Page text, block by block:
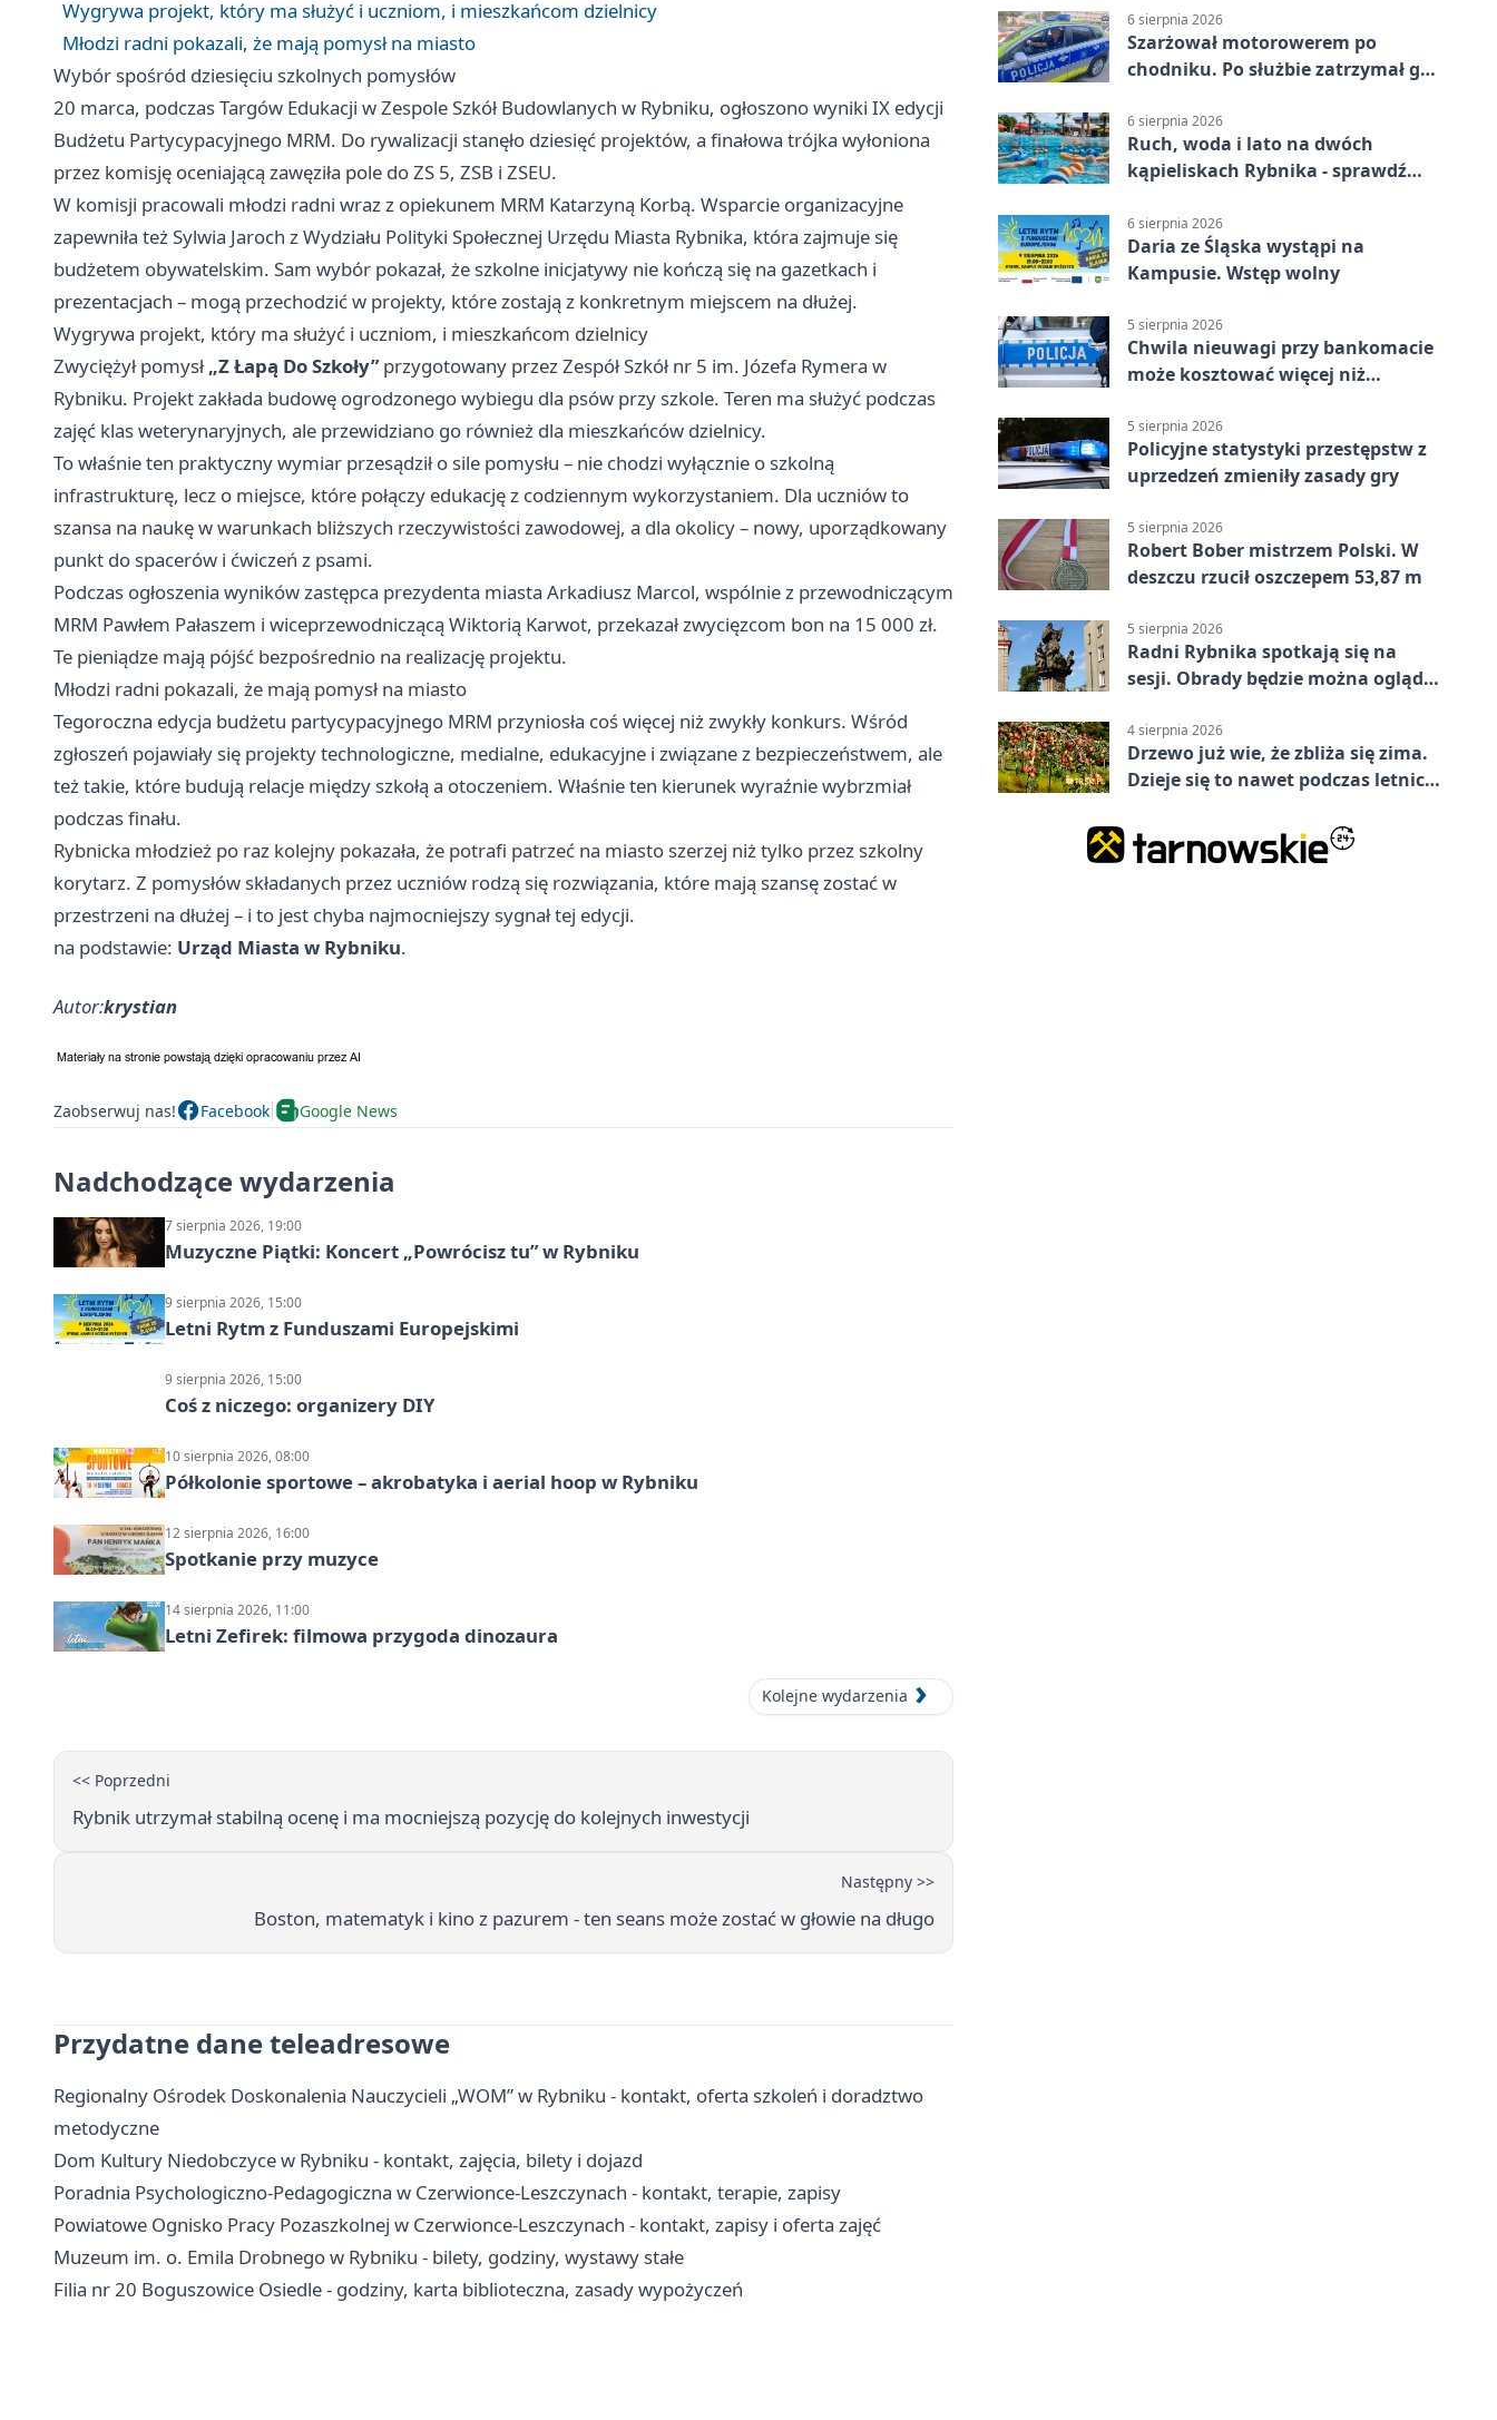
Wygrywa projekt, który ma służyć i uczniom, i mieszkańcom dzielnicy
Młodzi radni pokazali, że mają pomysł na miasto
Wybór spośród dziesięciu szkolnych pomysłów
20 marca, podczas Targów Edukacji w Zespole Szkół Budowlanych w Rybniku, ogłoszono wyniki IX edycji
Budżetu Partycypacyjnego MRM. Do rywalizacji stanęło dziesięć projektów, a finałowa trójka wyłoniona
przez komisję oceniającą zawęziła pole do ZS 5, ZSB i ZSEU.
W komisji pracowali młodzi radni wraz z opiekunem MRM Katarzyną Korbą. Wsparcie organizacyjne
zapewniła też Sylwia Jaroch z Wydziału Polityki Społecznej Urzędu Miasta Rybnika, która zajmuje się
budżetem obywatelskim. Sam wybór pokazał, że szkolne inicjatywy nie kończą się na gazetkach i
prezentacjach – mogą przechodzić w projekty, które zostają z konkretnym miejscem na dłużej.
Wygrywa projekt, który ma służyć i uczniom, i mieszkańcom dzielnicy
Zwyciężył pomysł„Z Łapą Do Szkoły”przygotowany przez Zespół Szkół nr 5 im. Józefa Rymera w
Rybniku. Projekt zakłada budowę ogrodzonego wybiegu dla psów przy szkole. Teren ma służyć podczas
zajęć klas weterynaryjnych, ale przewidziano go również dla mieszkańców dzielnicy.
To właśnie ten praktyczny wymiar przesądził o sile pomysłu – nie chodzi wyłącznie o szkolną
infrastrukturę, lecz o miejsce, które połączy edukację z codziennym wykorzystaniem. Dla uczniów to
szansa na naukę w warunkach bliższych rzeczywistości zawodowej, a dla okolicy – nowy, uporządkowany
punkt do spacerów i ćwiczeń z psami.
Podczas ogłoszenia wyników zastępca prezydenta miasta Arkadiusz Marcol, wspólnie z przewodniczącym
MRM Pawłem Pałaszem i wiceprzewodniczącą Wiktorią Karwot, przekazał zwycięzcom bon na 15 000 zł.
Te pieniądze mają pójść bezpośrednio na realizację projektu.
Młodzi radni pokazali, że mają pomysł na miasto
Tegoroczna edycja budżetu partycypacyjnego MRM przyniosła coś więcej niż zwykły konkurs. Wśród
zgłoszeń pojawiały się projekty technologiczne, medialne, edukacyjne i związane z bezpieczeństwem, ale
też takie, które budują relacje między szkołą a otoczeniem. Właśnie ten kierunek wyraźnie wybrzmiał
podczas finału.
Rybnicka młodzież po raz kolejny pokazała, że potrafi patrzeć na miasto szerzej niż tylko przez szkolny
korytarz. Z pomysłów składanych przez uczniów rodzą się rozwiązania, które mają szansę zostać w
przestrzeni na dłużej – i to jest chyba najmocniejszy sygnał tej edycji.
na podstawie: Urząd Miasta w Rybniku.
Autor:krystian
Zaobserwuj nas! Facebook Google News
Nadchodzące wydarzenia
7 sierpnia 2026, 19:00
Muzyczne Piątki: Koncert „Powrócisz tu” w Rybniku
9 sierpnia 2026, 15:00
Letni Rytm z Funduszami Europejskimi
9 sierpnia 2026, 15:00
Coś z niczego: organizery DIY
10 sierpnia 2026, 08:00
Półkolonie sportowe – akrobatyka i aerial hoop w Rybniku
12 sierpnia 2026, 16:00
Spotkanie przy muzyce
14 sierpnia 2026, 11:00
Letni Zefirek: filmowa przygoda dinozaura
Kolejne wydarzenia
<< Poprzedni
Rybnik utrzymał stabilną ocenę i ma mocniejszą pozycję do kolejnych inwestycji
Następny >>
Boston, matematyk i kino z pazurem - ten seans może zostać w głowie na długo
Przydatne dane teleadresowe
Regionalny Ośrodek Doskonalenia Nauczycieli „WOM” w Rybniku - kontakt, oferta szkoleń i doradztwo
metodyczne
Dom Kultury Niedobczyce w Rybniku - kontakt, zajęcia, bilety i dojazd
Poradnia Psychologiczno-Pedagogiczna w Czerwionce-Leszczynach - kontakt, terapie, zapisy
Powiatowe Ognisko Pracy Pozaszkolnej w Czerwionce-Leszczynach - kontakt, zapisy i oferta zajęć
Muzeum im. o. Emila Drobnego w Rybniku - bilety, godziny, wystawy stałe
Filia nr 20 Boguszowice Osiedle - godziny, karta biblioteczna, zasady wypożyczeń
6 sierpnia 2026
Szarżował motorowerem po
chodniku. Po służbie zatrzymał go
6 sierpnia 2026
Ruch, woda i lato na dwóch
kąpieliskach Rybnika - sprawdź
6 sierpnia 2026
Daria ze Śląska wystąpi na
Kampusie. Wstęp wolny
5 sierpnia 2026
Chwila nieuwagi przy bankomacie
może kosztować więcej niż
5 sierpnia 2026
Policyjne statystyki przestępstw z
uprzedzeń zmieniły zasady gry
5 sierpnia 2026
Robert Bober mistrzem Polski. W
deszczu rzucił oszczepem 53,87 m
5 sierpnia 2026
Radni Rybnika spotkają się na
sesji. Obrady będzie można oglądać
4 sierpnia 2026
Drzewo już wie, że zbliża się zima.
Dzieje się to nawet podczas letnich